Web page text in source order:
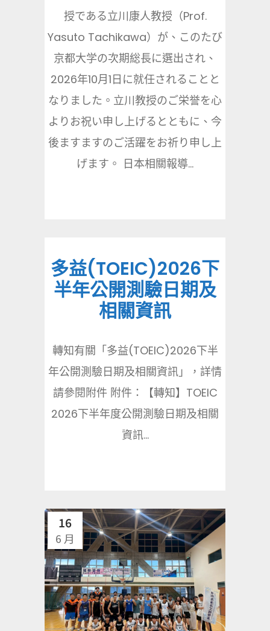
授である立川康人教授（Prof.
Yasuto Tachikawa）が、このたび
京都大学の次期総長に選出され、
2026年10月1日に就任されることと
なりました。立川教授のご栄誉を心
よりお祝い申し上げるとともに、今
後ますますのご活躍をお祈り申し上
げます。 日本相關報導...
多益(TOEIC)2026下
半年公開測驗日期及
相關資訊
轉知有關「多益(TOEIC)2026下半
年公開測驗日期及相關資訊」，詳情
請參閱附件 附件：【轉知】TOEIC
2026下半年度公開測驗日期及相關
資訊...
16
6 月